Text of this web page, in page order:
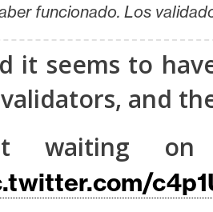
funcionado. Los
it seems to
and
waiting on